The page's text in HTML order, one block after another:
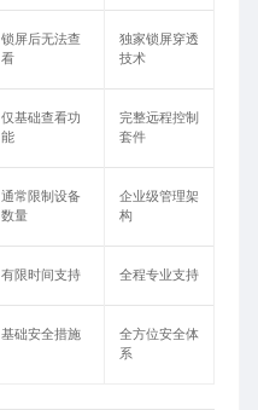
锁屏后无法查
看
独家锁屏穿透
技术
仅基础查看功
能
完整远程控制
套件
通常限制设备
数量
企业级管理架
构
有限时间支持 全程专业支持
基础安全措施
全方位安全体
系